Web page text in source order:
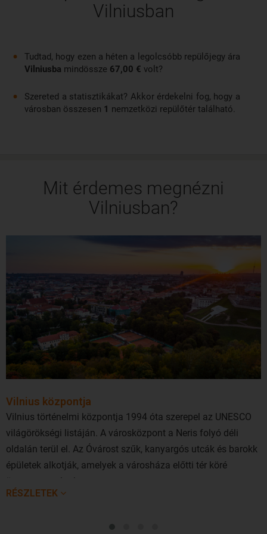
légitársaságokkal. A repülőút megközelítőleg egy óra
Vilniusban
Tudtad, hogy ezen a héten a legolcsóbb repülőjegy ára
Vilniusba mindössze 67,00 € volt?
Szereted a statisztikákat? Akkor érdekelni fog, hogy a
városban összesen 1 nemzetközi repülőtér található.
Mit érdemes megnézni
Vilniusban?
Vilnius központja
Vilnius történelmi központja 1994 óta szerepel az UNESCO
világörökségi listáján. A városközpont a Neris folyó déli
oldalán terül el. Az Óvárost szűk, kanyargós utcák és barokk
épületek alkotják, amelyek a városháza előtti tér köré
összpontosulnak.
RÉSZLETEK